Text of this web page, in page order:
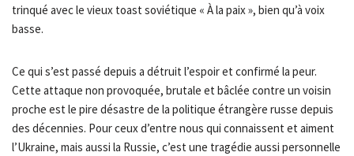
trinqué avec le vieux toast soviétique « À la paix », bien qu’à voix
basse.
Ce qui s’est passé depuis a détruit l’espoir et confirmé la peur.
Cette attaque non provoquée, brutale et bâclée contre un voisin
proche est le pire désastre de la politique étrangère russe depuis
des décennies. Pour ceux d’entre nous qui connaissent et aiment
l’Ukraine, mais aussi la Russie, c’est une tragédie aussi personnelle